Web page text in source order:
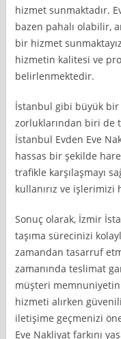
hizmet sunmaktadır.
bazen pahalı olabilir,
bir hizmet
hizmetin kalitesi ve
belirlenmektedir.
İstanbul gibi büyük
zorluklarından biri de
İstanbul Evden Eve
hassas bir şekilde
trafikle karşılaşmayı
kullanırız ve işlerimizi
Sonuç olarak, İzmir
taşıma sürecinizi
zamandan tasarruf
zamanında teslimat
müşteri
hizmeti alırken
iletişime geçmenizi
Eve Nakliyat farkını